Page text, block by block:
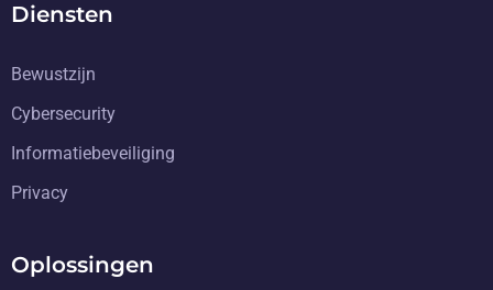
Diensten
Bewustzijn
Cybersecurity
Informatiebeveiliging
Privacy
Oplossingen